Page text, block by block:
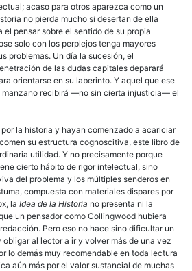
acaso para otros aparezca como un
no pierda mucho si desertan de ella
pensar sobre el sentido de su propia
solo con los perplejos tenga mayores
problemas. Un día la sucesión, el
de las dudas capitales deparará
orientarse en su laberinto. Y aquel que ese
manzano recibirá —no sin cierta injusticia— el
la historia y hayan comenzado a acariciar
su estructura cognoscitiva, este libro de
utilidad. Y no precisamente porque
cierto hábito de rigor intelectual, sino
del problema y los múltiples senderos en
compuesta con materiales dispares por
la Idea de la Historia no presenta ni la
un pensador como Collingwood hubiera
Pero eso no hace sino dificultar un
al lector a ir y volver más de una vez
lo demás muy recomendable en toda lectura
aún más por el valor sustancial de muchas